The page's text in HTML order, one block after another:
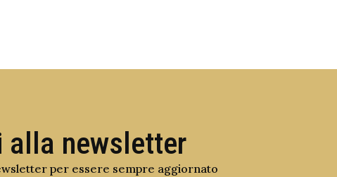
alla newsletter
per essere sempre aggiornato